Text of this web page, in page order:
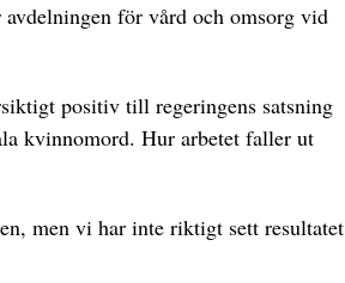
för vård och omsorg vid
positiv till regeringens satsning
kvinnomord. Hur arbetet faller ut
men vi har inte riktigt sett resultatet